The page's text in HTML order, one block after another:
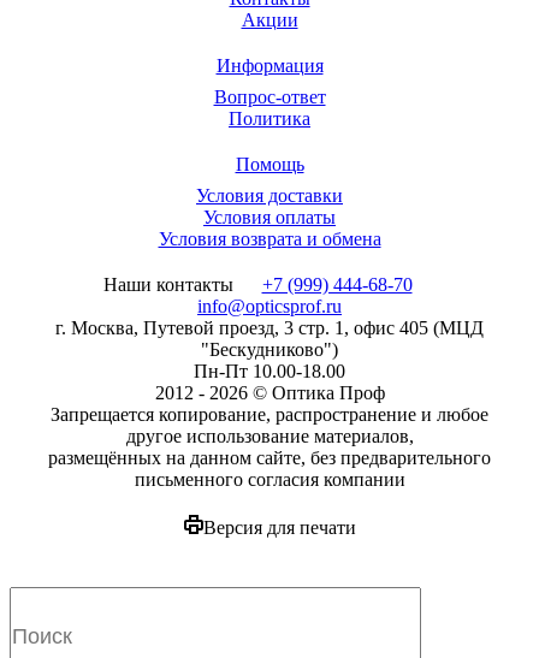
Акции
Информация
Вопрос-ответ
Политика
Помощь
Условия доставки
Условия оплаты
Условия возврата и обмена
Наши контакты
+7 (999) 444-68-70
info@opticsprof.ru
г. Москва, Путевой проезд, 3 стр. 1, офис 405 (МЦД
"Бескудниково")
Пн-Пт 10.00-18.00
2012 - 2026 © Оптика Проф
Запрещается копирование, распространение и любое
другое использование материалов,
размещённых на данном сайте, без предварительного
письменного согласия компании
Версия для печати